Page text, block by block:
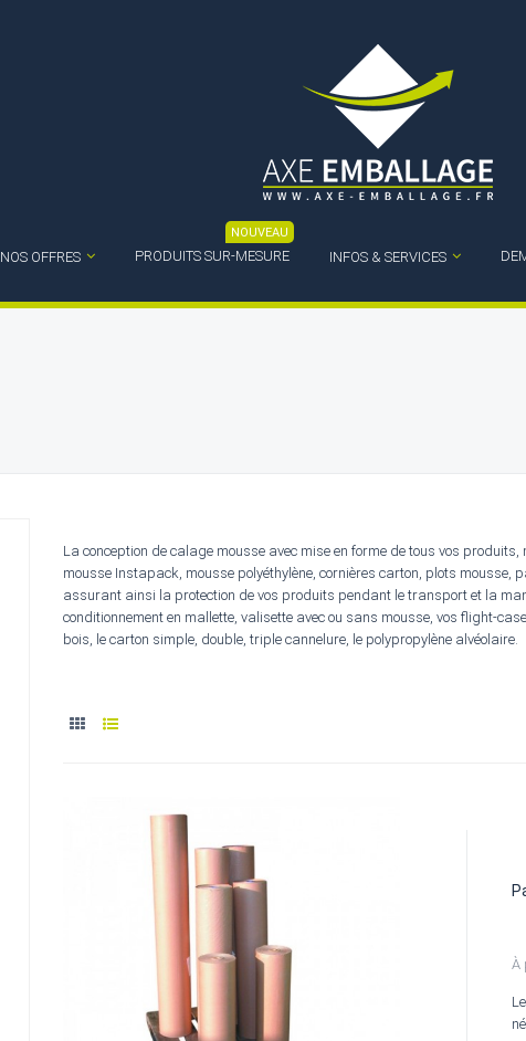
NOS OFFRES PRODUITS SUR-MESURE
NOUVEAU
INFOS & SERVICES
La conception de calage mousse avec mise en forme de tous vos
mousse Instapack, mousse polyéthylène, cornières carton, plots
assurant ainsi la protection de vos produits pendant le transport et la
conditionnement en mallette, valisette avec ou sans mousse, vos flight-
bois, le carton simple, double, triple cannelure, le polypropylène alvéolaire.
À